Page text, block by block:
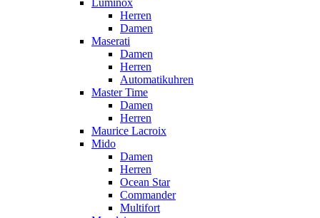
Luminox
Herren
Damen
Maserati
Damen
Herren
Automatikuhren
Master Time
Damen
Herren
Maurice Lacroix
Mido
Damen
Herren
Ocean Star
Commander
Multifort